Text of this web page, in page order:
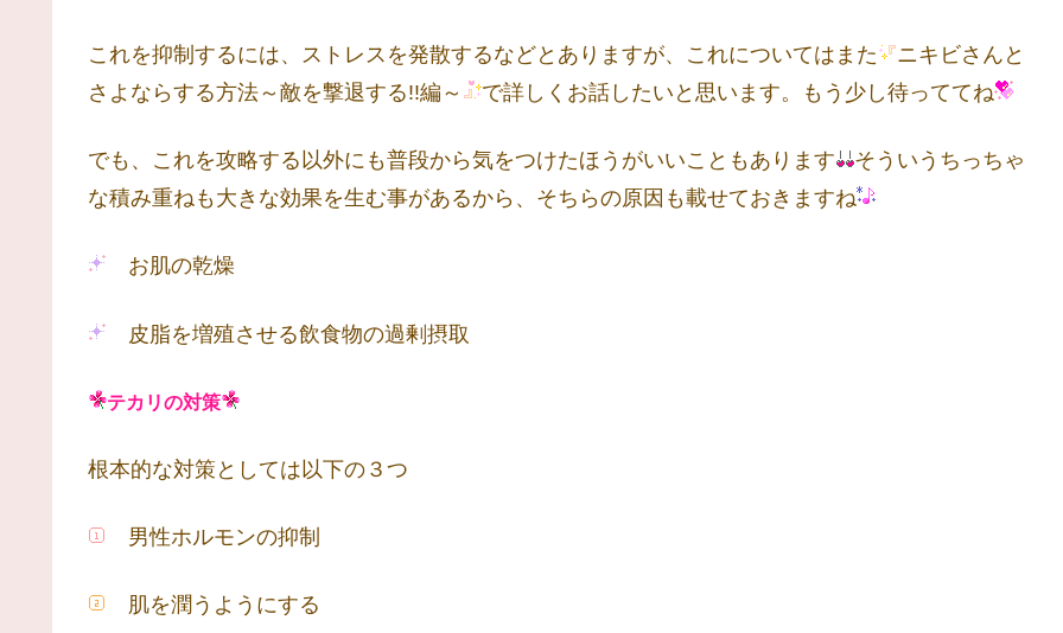
これを抑制するには、ストレスを発散するなどとありますが、これについてはまた
ニキビさんと
さよならする方法～敵を撃退する!!編～
で詳しくお話したいと思います。もう少し待っててね
でも、これを攻略する以外にも普段から気をつけたほうがいいこともあります
そういうちっちゃ
な積み重ねも大きな効果を生む事があるから、そちらの原因も載せておきますね
お肌の乾燥
皮脂を増殖させる飲食物の過剰摂取
テカリの対策
根本的な対策としては以下の３つ
男性ホルモンの抑制
肌を潤うようにする